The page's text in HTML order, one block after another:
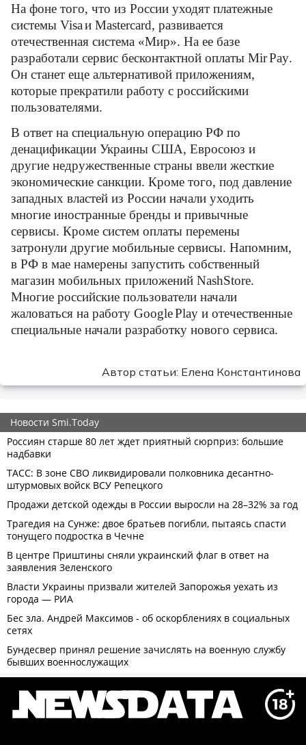
На фоне того, что из России уходят платежные
системы Visaи Mastercard, развивается
отечественная система «Мир». На ее базе
разработали сервис бесконтактной оплаты MirPay.
Он станет еще альтернативой приложениям,
которые прекратили работу с российскими
пользователями.
В ответ на специальную операцию РФ по
денацификации Украины США, Евросоюз и
другие недружественные страны ввели жесткие
экономические санкции. Кроме того, под давление
западных властей из России начали уходить
многие иностранные бренды и привычные
сервисы. Кроме систем оплаты перемены
затронули другие мобильные сервисы. Напомним,
в РФ в мае намерены запустить собственный
магазин мобильных приложений NashStore.
Многие российские пользователи начали
жаловаться на работу GooglePlay и отечественные
специальные начали разработку нового сервиса.
Автор статьи: Елена Константинова